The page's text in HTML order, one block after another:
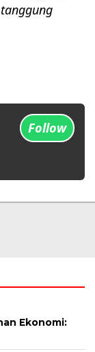
Follow
Ekonomi: